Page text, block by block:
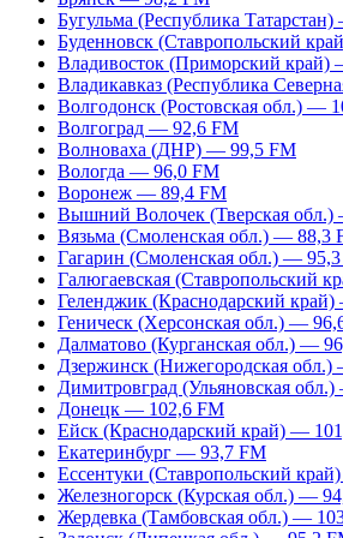
Бугульма (Республика
Буденновск (Ставропольский
Владивосток (Приморский край)
Владикавказ (Республика
Волгодонск (Ростовская обл.) —
Волгоград — 92,6 FM
Волноваха (ДНР) — 99,5 FM
Вологда — 96,0 FM
Воронеж — 89,4 FM
Вышний Волочек (Тверская
Вязьма (Смоленская обл.) — 88,3
Гагарин (Смоленская обл.) —
Галюгаевская (Ставропольский
Геленджик (Краснодарский
Геническ (Херсонская обл.) —
Далматово (Курганская обл.) —
Дзержинск (Нижегородская
Димитровград (Ульяновская
Донецк — 102,6 FM
Ейск (Краснодарский край) —
Екатеринбург — 93,7 FM
Ессентуки (Ставропольский
Железногорск (Курская обл.) —
Жердевка (Тамбовская обл.) —